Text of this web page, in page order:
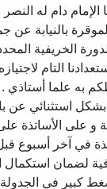
الإمام دام له
بالنيابة عن
الخريفية
لعدم استعدادنا التام
به علما أستاذي .
بشكل استثنائي عن
و على الأساتذة
في آخر أسبوع
استكمال
كبير في الجدولة